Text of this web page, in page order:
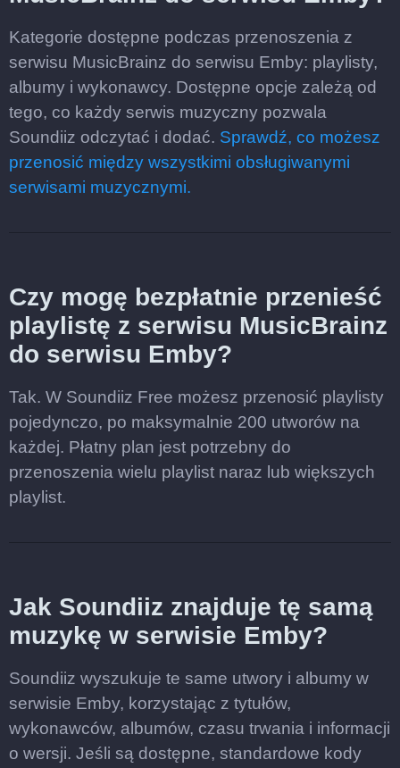
Kategorie dostępne podczas przenoszenia z
serwisu MusicBrainz do serwisu Emby: playlisty,
albumy i wykonawcy. Dostępne opcje zależą od
tego, co każdy serwis muzyczny pozwala
Soundiiz odczytać i dodać. Sprawdź, co możesz
przenosić między wszystkimi obsługiwanymi
serwisami muzycznymi.
Czy mogę bezpłatnie przenieść
playlistę z serwisu MusicBrainz
do serwisu Emby?
Tak. W Soundiiz Free możesz przenosić playlisty
pojedynczo, po maksymalnie 200 utworów na
każdej. Płatny plan jest potrzebny do
przenoszenia wielu playlist naraz lub większych
playlist.
Jak Soundiiz znajduje tę samą
muzykę w serwisie Emby?
Soundiiz wyszukuje te same utwory i albumy w
serwisie Emby, korzystając z tytułów,
wykonawców, albumów, czasu trwania i informacji
o wersji. Jeśli są dostępne, standardowe kody